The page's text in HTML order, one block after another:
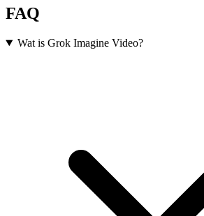
FAQ
Wat is Grok Imagine Video?